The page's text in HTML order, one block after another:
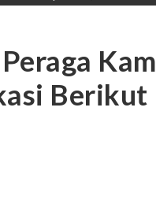
Berikut